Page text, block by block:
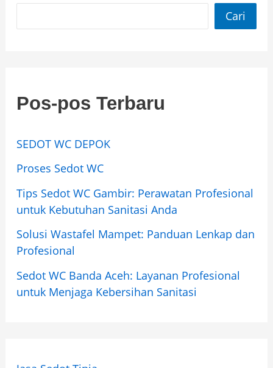
Cari
Pos-pos Terbaru
SEDOT WC DEPOK
Proses Sedot WC
Tips Sedot WC Gambir: Perawatan Profesional
untuk Kebutuhan Sanitasi Anda
Solusi Wastafel Mampet: Panduan Lenkap dan
Profesional
Sedot WC Banda Aceh: Layanan Profesional
untuk Menjaga Kebersihan Sanitasi